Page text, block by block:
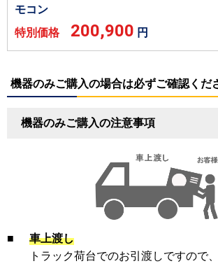
モコン
特別価格 200,900 円
機器のみご購入の場合は必ずご確認くだ
機器のみご購入の注意事項
■
車上渡し
トラック荷台でのお引渡しですので